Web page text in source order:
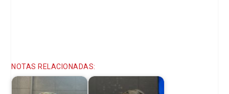
NOTAS RELACIONADAS: